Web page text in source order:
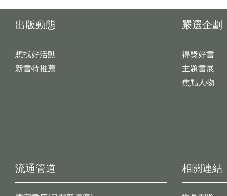
出版動態
想找好活動
新書特推薦
嚴選企劃
得獎好書
主題書展
焦點人物
流通管道 相關連結